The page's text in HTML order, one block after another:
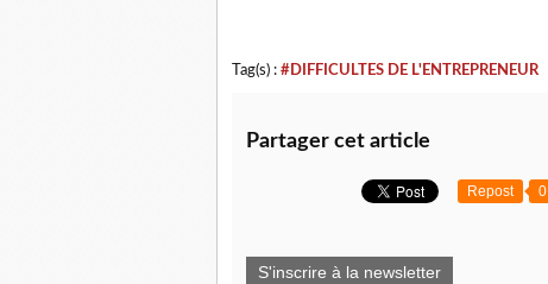
Tag(s) : #DIFFICULTES DE L'ENTREPRENEUR
Partager cet article
Repost 0
S'inscrire à la newsletter